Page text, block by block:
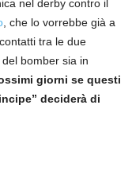
nel derby contro il
, che lo vorrebbe già a
tra le due
bomber sia in
giorni se questi
deciderà di